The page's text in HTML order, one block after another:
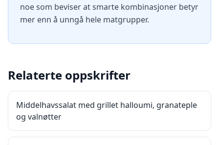
noe som beviser at smarte kombinasjoner betyr
mer enn å unngå hele matgrupper.
Relaterte oppskrifter
Middelhavssalat med grillet halloumi, granateple
og valnøtter